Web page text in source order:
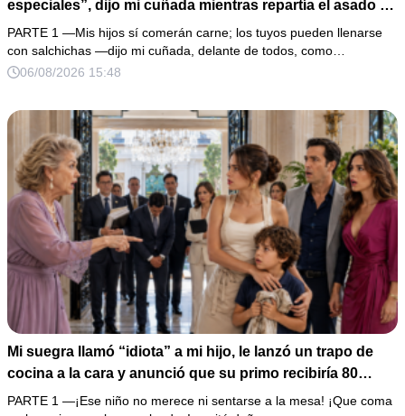
especiales”, dijo mi cuñada mientras repartía el asado y
hacía llorar a mi hija. Mi esposo me pidió que no armara
un escándalo, así que guardé silencio, terminé un pastel
de boda de 8,000 pesos y coloqué sobre la mesa un
PARTE 1 —Mis hijos sí comerán carne; los tuyos pueden llenarse
con salchichas —dijo mi cuñada, delante de todos, como…
06/08/2026 15:48
Mi suegra llamó “idiota” a mi hijo, le lanzó un trapo de
cocina a la cara y anunció que su primo recibiría 80
millones y el 50% de las acciones: “Aprende cuál es tu
PARTE 1 —¡Ese niño no merece ni sentarse a la mesa! ¡Que coma